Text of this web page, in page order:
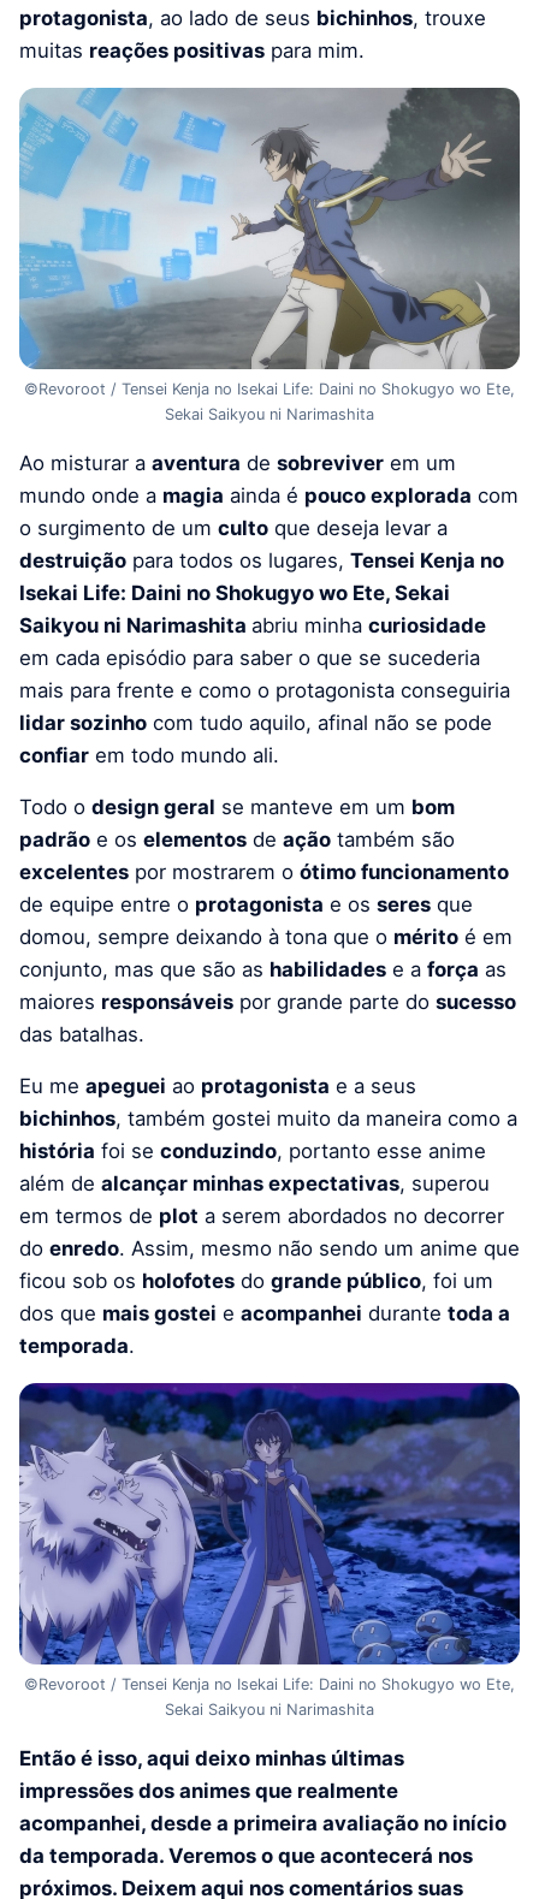
protagonista, ao lado de seus bichinhos, trouxe
muitas reações positivas para mim.
©Revoroot / Tensei Kenja no Isekai Life: Daini no Shokugyo wo Ete,
Sekai Saikyou ni Narimashita
Ao misturar a aventura de sobreviver em um
mundo onde a magia ainda é pouco explorada com
o surgimento de um culto que deseja levar a
destruição para todos os lugares, Tensei Kenja no
Isekai Life: Daini no Shokugyo wo Ete, Sekai
Saikyou ni Narimashita abriu minha curiosidade
em cada episódio para saber o que se sucederia
mais para frente e como o protagonista conseguiria
lidar sozinho com tudo aquilo, afinal não se pode
confiar em todo mundo ali.
Todo o design geral se manteve em um bom
padrão e os elementos de ação também são
excelentes por mostrarem o ótimo funcionamento
de equipe entre o protagonista e os seres que
domou, sempre deixando à tona que o mérito é em
conjunto, mas que são as habilidades e a força as
maiores responsáveis por grande parte do sucesso
das batalhas.
Eu me apeguei ao protagonista e a seus
bichinhos, também gostei muito da maneira como a
história foi se conduzindo, portanto esse anime
além de alcançar minhas expectativas, superou
em termos de plot a serem abordados no decorrer
do enredo. Assim, mesmo não sendo um anime que
ficou sob os holofotes do grande público, foi um
dos que mais gostei e acompanhei durante toda a
temporada.
©Revoroot / Tensei Kenja no Isekai Life: Daini no Shokugyo wo Ete,
Sekai Saikyou ni Narimashita
Então é isso, aqui deixo minhas últimas
impressões dos animes que realmente
acompanhei, desde a primeira avaliação no início
da temporada. Veremos o que acontecerá nos
próximos. Deixem aqui nos comentários suas